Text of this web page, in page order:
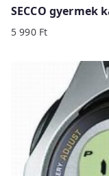
SECCO gyermek
5 990 Ft